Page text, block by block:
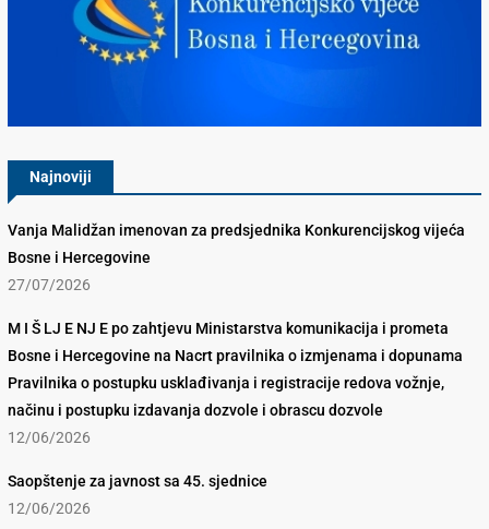
Najnoviji
Vanja Malidžan imenovan za predsjednika Konkurencijskog vijeća
Bosne i Hercegovine
27/07/2026
M I Š LJ E NJ E po zahtjevu Ministarstva komunikacija i prometa
Bosne i Hercegovine na Nacrt pravilnika o izmjenama i dopunama
Pravilnika o postupku usklađivanja i registracije redova vožnje,
načinu i postupku izdavanja dozvole i obrascu dozvole
12/06/2026
Saopštenje za javnost sa 45. sjednice
12/06/2026